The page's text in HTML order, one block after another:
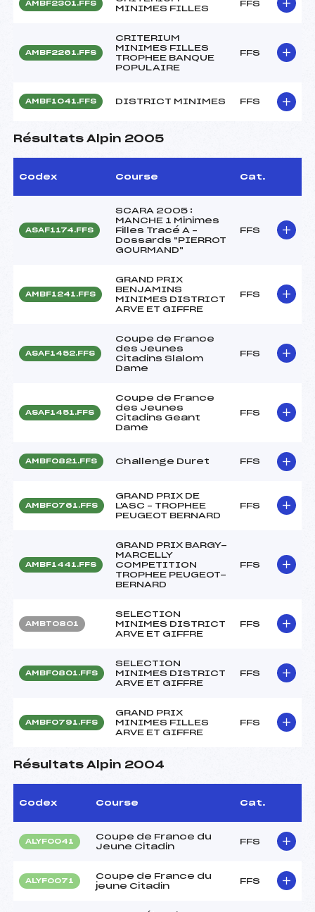
AMBF2301.FFS
MINIMES FILLES
FFS
AMBF2261.FFS
CRITERIUM
MINIMES FILLES
TROPHEE BANQUE
POPULAIRE
FFS
AMBF1041.FFS DISTRICT MINIMES FFS
Résultats Alpin 2005
Codex Course Cat.
ASAF1174.FFS
SCARA 2005 :
MANCHE 1 Minimes
Filles Tracé A –
Dossards "PIERROT
GOURMAND"
FFS
AMBF1241.FFS
GRAND PRIX
BENJAMINS
MINIMES DISTRICT
ARVE ET GIFFRE
FFS
ASAF1452.FFS
Coupe de France
des Jeunes
Citadins Slalom
Dame
FFS
ASAF1451.FFS
Coupe de France
des Jeunes
Citadins Geant
Dame
FFS
AMBF0821.FFS Challenge Duret FFS
AMBF0761.FFS
GRAND PRIX DE
L'ASC – TROPHEE
PEUGEOT BERNARD
FFS
AMBF1441.FFS
GRAND PRIX BARGY-
MARCELLY
COMPETITION
TROPHEE PEUGEOT-
BERNARD
FFS
AMBT0801
SELECTION
MINIMES DISTRICT
ARVE ET GIFFRE
FFS
AMBF0801.FFS
SELECTION
MINIMES DISTRICT
ARVE ET GIFFRE
FFS
AMBF0791.FFS
GRAND PRIX
MINIMES FILLES
ARVE ET GIFFRE
FFS
Résultats Alpin 2004
Codex Course Cat.
ALYF0041
Coupe de France du
Jeune Citadin
FFS
ALYF0071
Coupe de France du
jeune Citadin
FFS